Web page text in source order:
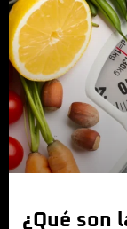
¿Qué son